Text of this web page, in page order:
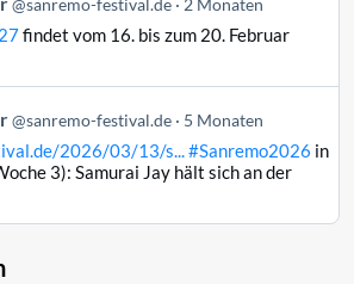
@sanremo-festival.de 2 Monaten
findet vom 16. bis zum 20. Februar
@sanremo-festival.de 5 Monaten
2026/03/13/s...#Sanremo2026 in
3): Samurai Jay hält sich an der